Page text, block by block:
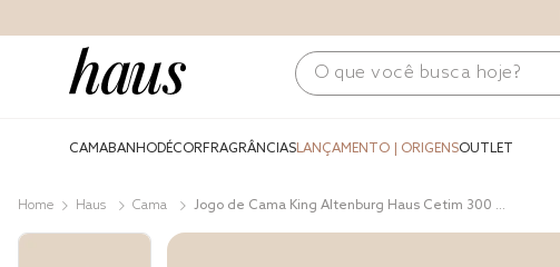
O que você busca hoje?
CAMABANHODÉCORFRAGRÂNCIASLANÇAMENTO | ORIGENSOUTLET
Haus Cama
Jogo de Cama King Altenburg Haus Cetim 300 F